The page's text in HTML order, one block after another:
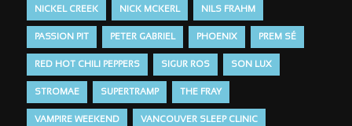
NICKEL CREEK NICK MCKERL NILS FRAHM
PASSION PIT PETER GABRIEL PHOENIX PREM SÉ
RED HOT CHILI PEPPERS SIGUR ROS SON LUX
STROMAE SUPERTRAMP THE FRAY
VAMPIRE WEEKEND VANCOUVER SLEEP CLINIC